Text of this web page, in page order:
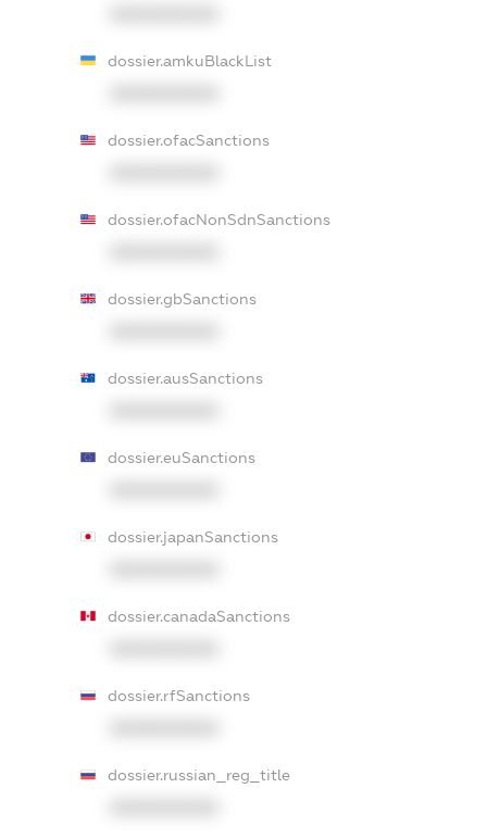
dossier.amkuBlackList
dossier.ofacSanctions
dossier.ofacNonSdnSanctions
dossier.gbSanctions
dossier.ausSanctions
dossier.euSanctions
dossier.japanSanctions
dossier.canadaSanctions
dossier.rfSanctions
dossier.russian_reg_title